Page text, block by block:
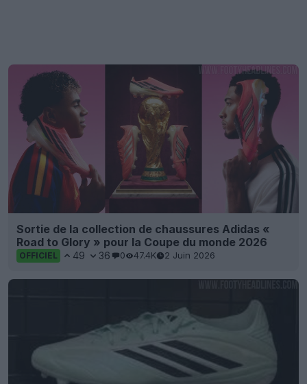
Sortie de la collection de chaussures Adidas «
Road to Glory » pour la Coupe du monde 2026
OFFICIEL 49 36 0 47.4K 2 Juin 2026